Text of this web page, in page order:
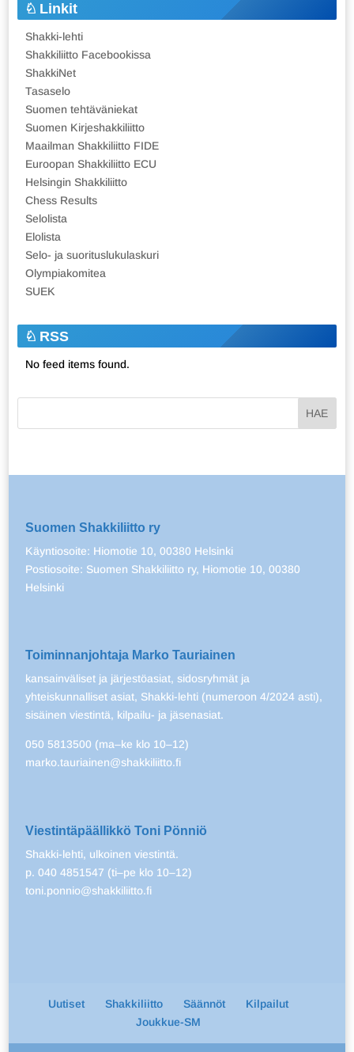
Linkit
Shakki-lehti
Shakkiliitto Facebookissa
ShakkiNet
Tasaselo
Suomen tehtäväniekat
Suomen Kirjeshakkiliitto
Maailman Shakkiliitto FIDE
Euroopan Shakkiliitto ECU
Helsingin Shakkiliitto
Chess Results
Selolista
Elolista
Selo- ja suorituslukulaskuri
Olympiakomitea
SUEK
RSS
No feed items found.
Suomen Shakkiliitto ry
Käyntiosoite: Hiomotie 10, 00380 Helsinki
Postiosoite: Suomen Shakkiliitto ry, Hiomotie 10, 00380
Helsinki
Toiminnanjohtaja Marko Tauriainen
kansainväliset ja järjestöasiat, sidosryhmät ja
yhteiskunnalliset asiat, Shakki-lehti (numeroon 4/2024 asti),
sisäinen viestintä, kilpailu- ja jäsenasiat.
050 5813500 (ma–ke klo 10–12)
marko.tauriainen@shakkiliitto.fi
Viestintäpäällikkö Toni Pönniö
Shakki-lehti, ulkoinen viestintä.
p. 040 4851547 (ti–pe klo 10–12)
toni.ponnio@shakkiliitto.fi
Uutiset Shakkiliitto Säännöt
Kilpailut
Joukkue-SM